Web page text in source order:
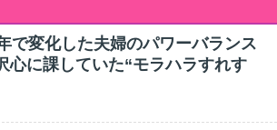
で変化した夫婦のパワーバランス
に課していた“モラハラすれす